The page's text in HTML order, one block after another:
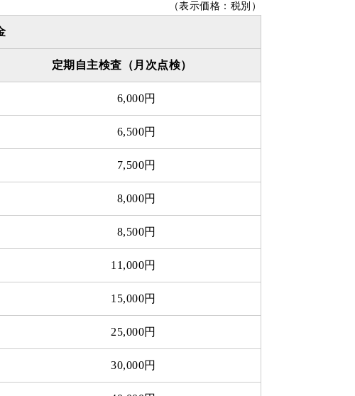
（表示価格：税別）
定期自主検査（月次点検）
6,000円
6,500円
7,500円
8,000円
8,500円
11,000円
15,000円
25,000円
30,000円